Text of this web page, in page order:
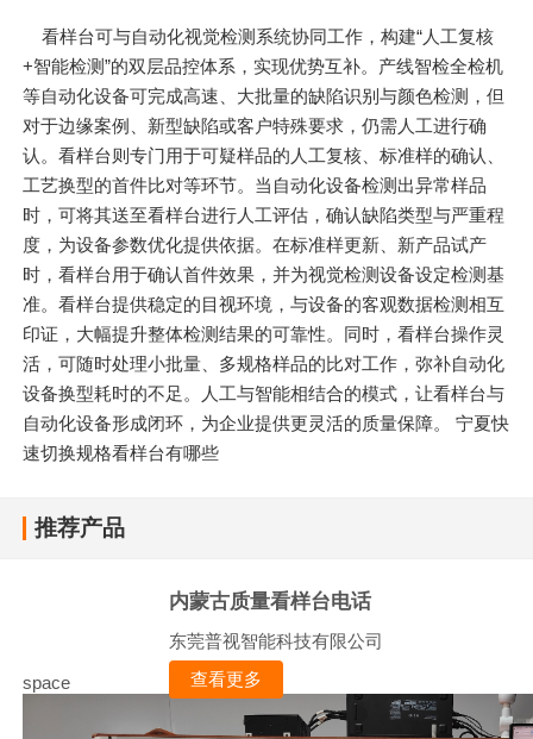
看样台可与自动化视觉检测系统协同工作，构建“人工复核
+智能检测”的双层品控体系，实现优势互补。产线智检全检机
等自动化设备可完成高速、大批量的缺陷识别与颜色检测，但
对于边缘案例、新型缺陷或客户特殊要求，仍需人工进行确
认。看样台则专门用于可疑样品的人工复核、标准样的确认、
工艺换型的首件比对等环节。当自动化设备检测出异常样品
时，可将其送至看样台进行人工评估，确认缺陷类型与严重程
度，为设备参数优化提供依据。在标准样更新、新产品试产
时，看样台用于确认首件效果，并为视觉检测设备设定检测基
准。看样台提供稳定的目视环境，与设备的客观数据检测相互
印证，大幅提升整体检测结果的可靠性。同时，看样台操作灵
活，可随时处理小批量、多规格样品的比对工作，弥补自动化
设备换型耗时的不足。人工与智能相结合的模式，让看样台与
自动化设备形成闭环，为企业提供更灵活的质量保障。 宁夏快
速切换规格看样台有哪些
推荐产品
space
内蒙古质量看样台电话
东莞普视智能科技有限公司
查看更多